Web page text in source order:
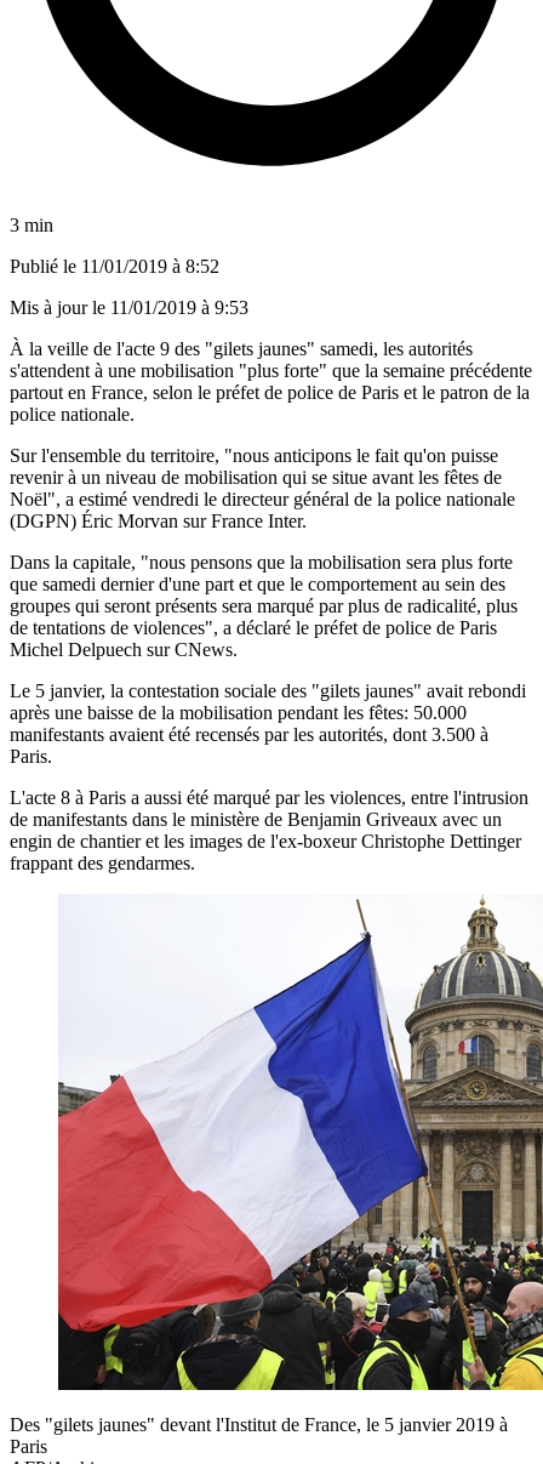
3 min
Publié le 11/01/2019 à 8:52
Mis à jour le 11/01/2019 à 9:53
À la veille de l'acte 9 des "gilets jaunes" samedi, les autorités
s'attendent à une mobilisation "plus forte" que la semaine précédente
partout en France, selon le préfet de police de Paris et le patron de la
police nationale.
Sur l'ensemble du territoire, "nous anticipons le fait qu'on puisse
revenir à un niveau de mobilisation qui se situe avant les fêtes de
Noël", a estimé vendredi le directeur général de la police nationale
(DGPN) Éric Morvan sur France Inter.
Dans la capitale, "nous pensons que la mobilisation sera plus forte
que samedi dernier d'une part et que le comportement au sein des
groupes qui seront présents sera marqué par plus de radicalité, plus
de tentations de violences", a déclaré le préfet de police de Paris
Michel Delpuech sur CNews.
Le 5 janvier, la contestation sociale des "gilets jaunes" avait rebondi
après une baisse de la mobilisation pendant les fêtes: 50.000
manifestants avaient été recensés par les autorités, dont 3.500 à
Paris.
L'acte 8 à Paris a aussi été marqué par les violences, entre l'intrusion
de manifestants dans le ministère de Benjamin Griveaux avec un
engin de chantier et les images de l'ex-boxeur Christophe Dettinger
frappant des gendarmes.
Des "gilets jaunes" devant l'Institut de France, le 5 janvier 2019 à
Paris